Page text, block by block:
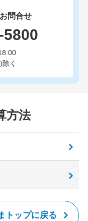
問合せ
5800
く
方法
トップに戻る